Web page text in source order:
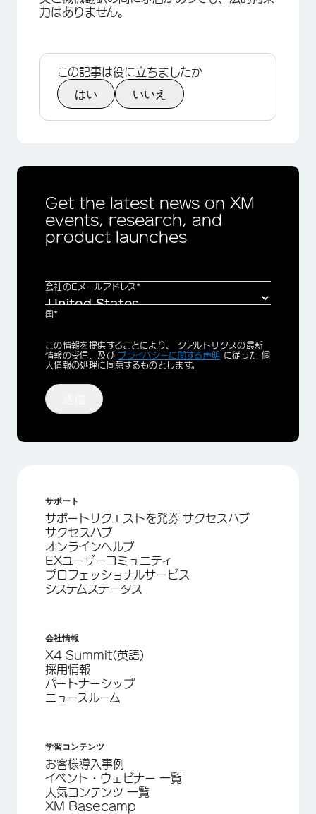
力はありません。
この記事は役に立ちましたか
はい いいえ
Get the latest news on XM
events, research, and
product launches
会社のEメールアドレス*
国*
Privacy
Optin
この情報を提供することにより、 クアルトリクスの最新
情報の受信、及び プライバシーに関する声明 に従った 個
人情報の処理に同意するものとします。
サポート
サポートリクエストを発券 サクセスハブ
サクセスハブ
オンラインヘルプ
EXユーザーコミュニティ
プロフェッショナルサービス
システムステータス
会社情報
X4 Summit(英語)
採用情報
パートナーシップ
ニュースルーム
学習コンテンツ
お客様導入事例
イベント・ウェビナー 一覧
人気コンテンツ 一覧
XM Basecamp